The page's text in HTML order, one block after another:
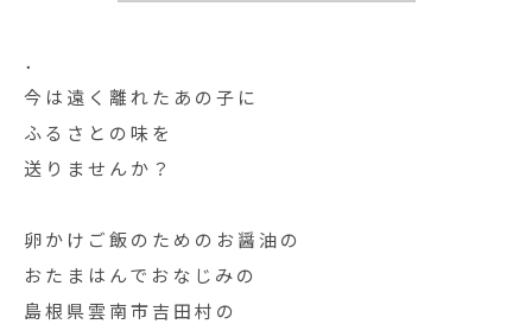
．
今は遠く離れたあの子に
ふるさとの味を
送りませんか？
卵かけご飯のためのお醤油の
おたまはんでおなじみの
島根県雲南市吉田村の